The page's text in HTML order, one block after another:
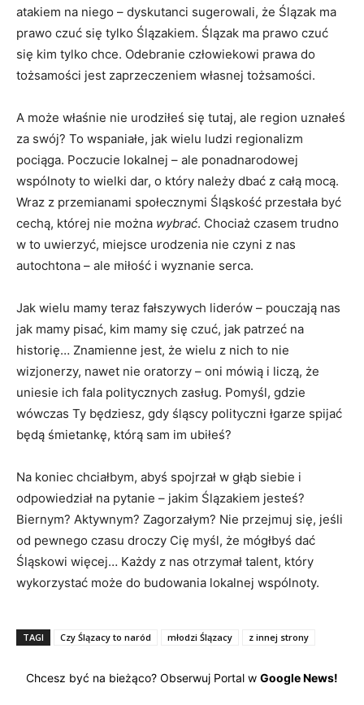
atakiem na niego – dyskutanci sugerowali, że Ślązak ma
prawo czuć się tylko Ślązakiem. Ślązak ma prawo czuć
się kim tylko chce. Odebranie człowiekowi prawa do
tożsamości jest zaprzeczeniem własnej tożsamości.
A może właśnie nie urodziłeś się tutaj, ale region uznałeś
za swój? To wspaniałe, jak wielu ludzi regionalizm
pociąga. Poczucie lokalnej – ale ponadnarodowej
wspólnoty to wielki dar, o który należy dbać z całą mocą.
Wraz z przemianami społecznymi Śląskość przestała być
cechą, której nie można wybrać. Chociaż czasem trudno
w to uwierzyć, miejsce urodzenia nie czyni z nas
autochtona – ale miłość i wyznanie serca.
Jak wielu mamy teraz fałszywych liderów – pouczają nas
jak mamy pisać, kim mamy się czuć, jak patrzeć na
historię… Znamienne jest, że wielu z nich to nie
wizjonerzy, nawet nie oratorzy – oni mówią i liczą, że
uniesie ich fala politycznych zasług. Pomyśl, gdzie
wówczas Ty będziesz, gdy śląscy polityczni łgarze spijać
będą śmietankę, którą sam im ubiłeś?
Na koniec chciałbym, abyś spojrzał w głąb siebie i
odpowiedział na pytanie – jakim Ślązakiem jesteś?
Biernym? Aktywnym? Zagorzałym? Nie przejmuj się, jeśli
od pewnego czasu droczy Cię myśl, że mógłbyś dać
Śląskowi więcej… Każdy z nas otrzymał talent, który
wykorzystać może do budowania lokalnej wspólnoty.
TAGI Czy Ślązacy to naród młodzi Ślązacy z innej strony
Chcesz być na bieżąco? Obserwuj Portal w Google News!